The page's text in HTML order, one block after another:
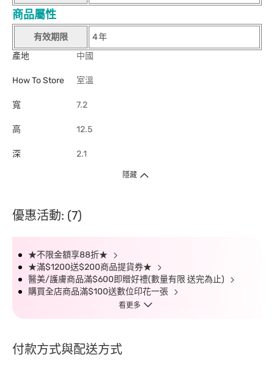
商品屬性
有效期限
4年
產地
中國
How To Store 室溫
寬 7.2
高 12.5
深 2.1
隱藏
優惠活動: (7)
★不限金額享88折★
★滿$1200送$200商品提貨券★
醫美/護膚商品滿$600即贈好禮(數量有限 送完為止)
購買全店商品滿$100送數位印花一張
看更多
付款方式與配送方式